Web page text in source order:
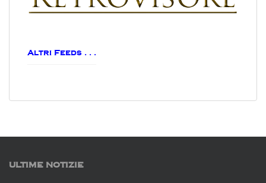
Altri Feeds . . .
ULTIME NOTIZIE